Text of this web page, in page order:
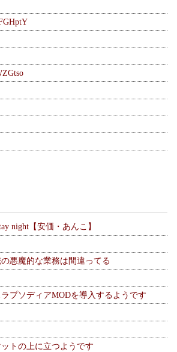
night【安価・あんこ】
悪魔的な業務は間違ってる
プソディアMODを導入するようです
トの上に立つようです